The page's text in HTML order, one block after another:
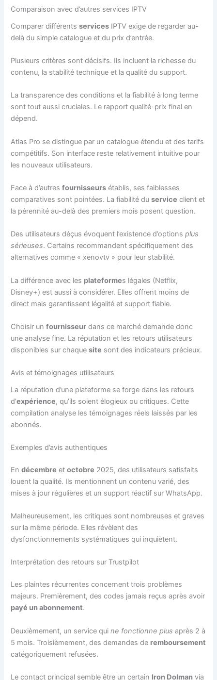
Comparaison avec d’autres services IPTV
Comparer différentsservices IPTV exige de regarder au-
delà du simple catalogue et du prix d’entrée.
Plusieurs critères sont décisifs. Ils incluent la richesse du
contenu, la stabilité technique et la qualité du support.
La transparence des conditions et la fiabilité à long terme
sont tout aussi cruciales. Le rapport qualité-prix final en
dépend.
Atlas Pro se distingue par un catalogue étendu et des tarifs
compétitifs. Son interface reste relativement intuitive pour
les nouveaux utilisateurs.
Face à d’autresfournisseurs établis, ses faiblesses
comparatives sont pointées. La fiabilité duservice client et
la pérennité au-delà des premiers mois posent question.
Des utilisateurs déçus évoquent l’existence d’optionsplus
sérieuses. Certains recommandent spécifiquement des
alternatives comme « xenovtv » pour leur stabilité.
La différence avec les plateformes légales (Netflix,
Disney+) est aussi à considérer. Elles offrent moins de
direct mais garantissent légalité et support fiable.
Choisir unfournisseur dans ce marché demande donc
une analyse fine. La réputation et les retours utilisateurs
disponibles sur chaquesite sont des indicateurs précieux.
Avis et témoignages utilisateurs
La réputation d’une plateforme se forge dans les retours
d’expérience, qu’ils soient élogieux ou critiques. Cette
compilation analyse les témoignages réels laissés par les
abonnés.
Exemples d’avis authentiques
Endécembre etoctobre 2025, des utilisateurs satisfaits
louent la qualité. Ils mentionnent un contenu varié, des
mises à jour régulières et un support réactif sur WhatsApp.
Malheureusement, les critiques sont nombreuses et graves
sur la même période. Elles révèlent des
dysfonctionnements systématiques qui inquiètent.
Interprétation des retours sur Trustpilot
Les plaintes récurrentes concernent trois problèmes
majeurs. Premièrement, des codes jamais reçus après avoir
payé un abonnement.
Deuxièmement, un service quine fonctionne plus après 2 à
5 mois. Troisièmement, des demandes de remboursement
catégoriquement refusées.
Le contact principal semble être un certain Iron Dolman via